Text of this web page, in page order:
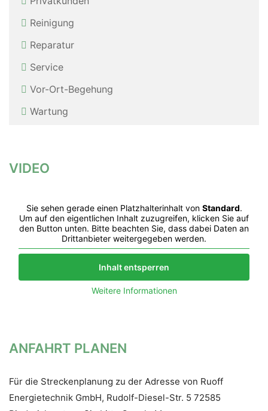
Reinigung
Reparatur
Service
Vor-Ort-Be­ge­hung
Wartung
VIDEO
Sie sehen gerade einen Platzhalterinhalt von Standard.
Um auf den eigentlichen Inhalt zuzugreifen, klicken Sie auf
den Button unten. Bitte beachten Sie, dass dabei Daten an
Drittanbieter weitergegeben werden.
Inhalt entsperren
Weitere Informationen
ANFAHRT PLANEN
Für die Streckenplanung zu der Adresse von Ruoff
Energietechnik GmbH, Rudolf-Diesel-Str. 5 72585